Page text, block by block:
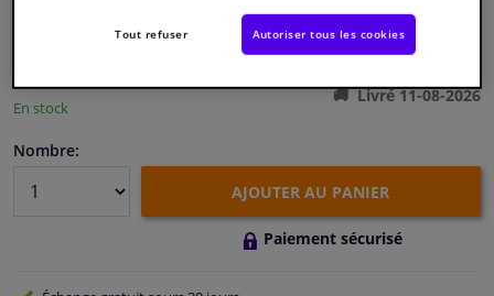
Camping-car, moto & vélo
Promotions et réductions
En stock
Livré 11-08-2026
Nombre:
AJOUTER AU PANIER
Paiement sécurisé
Tout refuser Autoriser tous les cookies